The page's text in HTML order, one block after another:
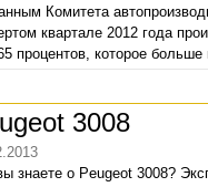
Комитета
квартале 2012 года
процентов, которое больше
luxury пострадал
3008
знаете о Peugeot 3008?